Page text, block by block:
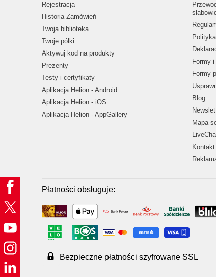
Rejestracja
Historia Zamówień
Twoja biblioteka
Twoje półki
Aktywuj kod na produkty
Prezenty
Testy i certyfikaty
Aplikacja Helion - Android
Aplikacja Helion - iOS
Aplikacja Helion - AppGallery
Formy
Formy
Blog
Mapa
Kontakt
Płatności obsługuje:
Bezpieczne płatności szyfrowane SSL